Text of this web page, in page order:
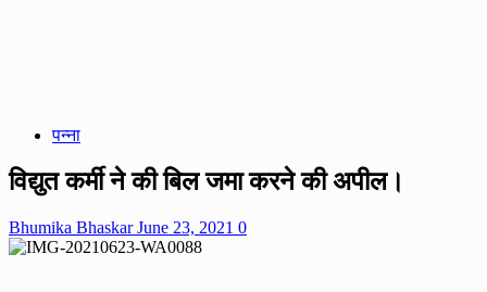
पन्ना
विद्युत कर्मी ने की बिल जमा करने की अपील।
Bhumika BhaskarJune 23, 2021 0